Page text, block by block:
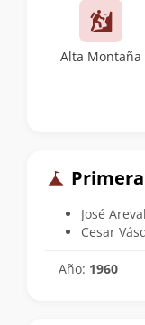
Alta Montaña
José
Cesar
Año: 1960